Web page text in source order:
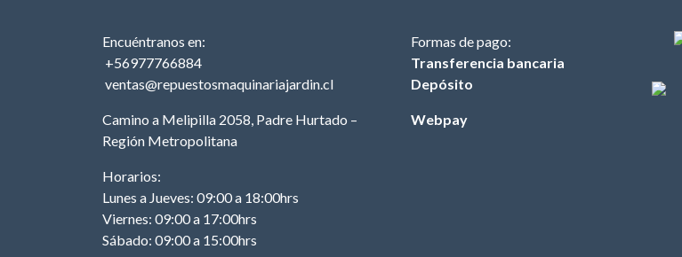
Encuéntranos en:
+56977766884
ventas@repuestosmaquinariajardin.cl
Camino a Melipilla 2058, Padre Hurtado –
Región Metropolitana
Horarios:
Lunes a Jueves: 09:00 a 18:00hrs
Viernes: 09:00 a 17:00hrs
Sábado: 09:00 a 15:00hrs
Formas de pago:
Transferencia bancaria
Depósito
Webpay